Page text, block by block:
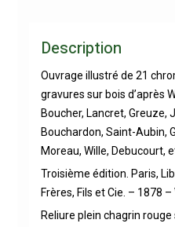
Description
Ouvrage illustré de 21
gravures sur bois d’après
Boucher, Lancret, Greuze,
Bouchardon, Saint-Aubin,
Moreau, Wille, Debucourt,
Troisième édition. Paris,
Frères, Fils et Cie. – 1878
Reliure plein chagrin